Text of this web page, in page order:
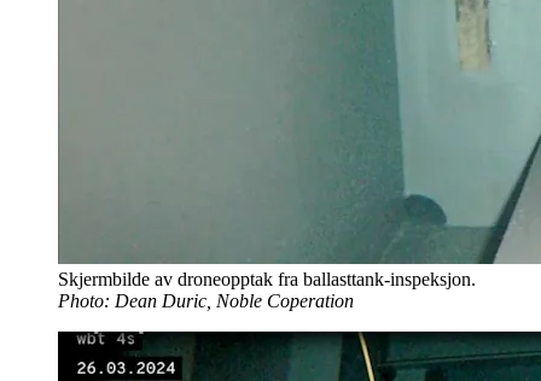
Skjermbilde av droneopptak fra ballasttank-inspeksjon.
Photo: Dean Duric, Noble Coperation